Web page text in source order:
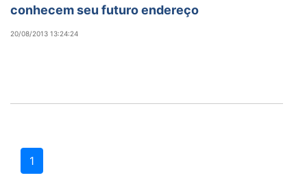
conhecem seu futuro endereço
20/08/2013 13:24:24
1